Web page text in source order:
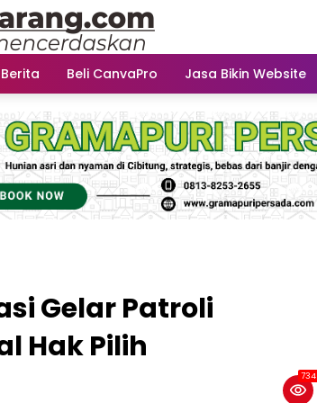
Beli CanvaPro Jasa Bikin Website
Gelar Patroli
Hak Pilih
734